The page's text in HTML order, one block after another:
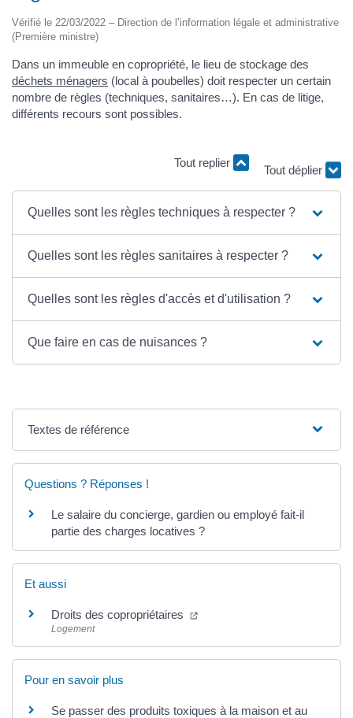
Vérifié le 22/03/2022 – Direction de l’information légale et administrative
(Première ministre)
Dans un immeuble en copropriété, le lieu de stockage des
déchets ménagers (local à poubelles) doit respecter un certain
nombre de règles (techniques, sanitaires…). En cas de litige,
différents recours sont possibles.
Tout replier
Tout déplier
Quelles sont les règles techniques à respecter ?
Quelles sont les règles sanitaires à respecter ?
Quelles sont les règles d'accès et d'utilisation ?
Que faire en cas de nuisances ?
Textes de référence
Questions ? Réponses !
Le salaire du concierge, gardien ou employé fait-il
partie des charges locatives ?
Et aussi
Droits des copropriétaires (nouvelle fenêtre)
Logement
Pour en savoir plus
Se passer des produits toxiques à la maison et au